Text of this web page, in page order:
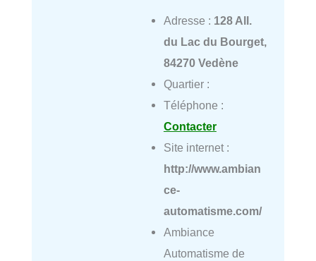
Adresse : 128 All.
du Lac du Bourget,
84270 Vedène
Quartier :
Téléphone :
Contacter
Site internet :
http://www.ambian
ce-
automatisme.com/
Ambiance
Automatisme de